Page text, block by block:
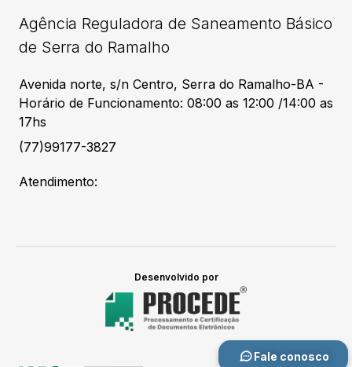
Fale conosco
Agência Reguladora de Saneamento Básico
de Serra do Ramalho
Avenida norte, s/n Centro, Serra do Ramalho-BA -
Horário de Funcionamento: 08:00 as 12:00 /14:00 as
17hs
(77)99177-3827
Atendimento:
Desenvolvido por